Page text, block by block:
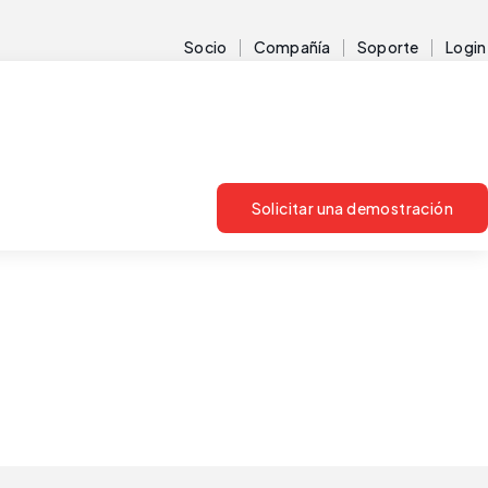
Socio Compañía Soporte Login
Solicitar una demostración